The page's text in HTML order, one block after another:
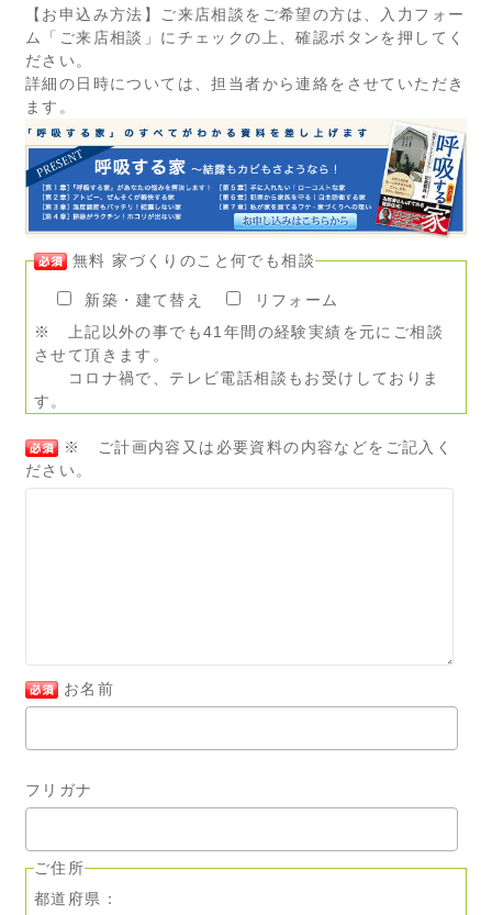
【お申込み方法】ご来店相談をご希望の方は、入力フォー
ム「ご来店相談」にチェックの上、確認ボタンを押してく
ださい。
詳細の日時については、担当者から連絡をさせていただき
ます。
無料 家づくりのこと何でも相談
新築・建て替え
リフォーム
※ 上記以外の事でも41年間の経験実績を元にご相談
させて頂きます。
コロナ禍で、テレビ電話相談もお受けしておりま
す。
※ ご計画内容又は必要資料の内容などをご記入く
ださい。
お名前
フリガナ
ご住所
都道府県：